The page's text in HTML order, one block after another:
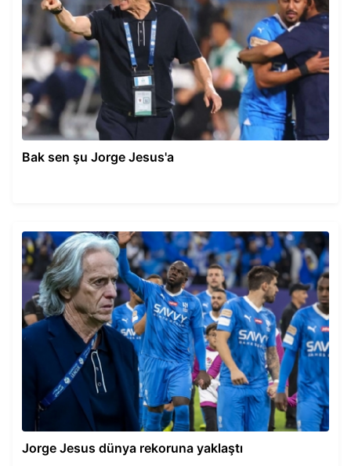
Bak sen şu Jorge Jesus'a
Jorge Jesus dünya rekoruna yaklaştı